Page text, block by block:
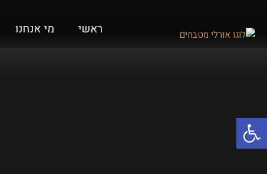
פתח סרגל נגישות
ראשי מי אנחנו